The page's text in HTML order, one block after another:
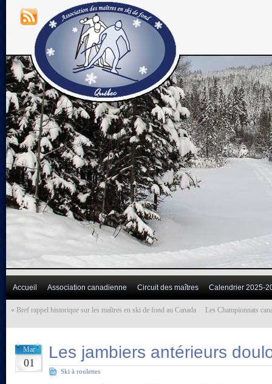
Accueil Association canadienne Circuit des maîtres Calendrier 2025-
« Bref rappel historique sur les maîtres en ski de fond au Canada Les Championnats
Mar
01
Les jambiers antérieurs
Ski à roulettes